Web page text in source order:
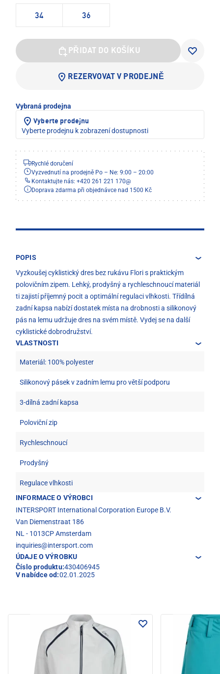
34 36
PŘIDAT DO KOŠÍKU
REZERVOVAT V PRODEJNĚ
Vybraná prodejna
Vyberte prodejnu
Vyberte prodejnu k zobrazení dostupnosti
Rychlé doručení
Vyzvednutí na prodejně Po – Ne: 9:00 – 20:00
Kontaktujte nás: +420 261 221 170@
Doprava zdarma při objednávce nad 1500 Kč
POPIS
Vyzkoušej cyklistický dres bez rukávu Flori s praktickým
polovičním zipem. Lehký, prodyšný a rychleschnoucí materiál
ti zajistí příjemný pocit a optimální regulaci vlhkosti. Třídílná
zadní kapsa nabízí dostatek místa na drobnosti a silikonový
pás na lemu udržuje dres na svém místě. Vydej se na další
cyklistické dobrodružství.
VLASTNOSTI
Materiál: 100% polyester
Silikonový pásek v zadním lemu pro větší podporu
3-dílná zadní kapsa
Poloviční zip
Rychleschnoucí
Prodyšný
Regulace vlhkosti
INFORMACE O VÝROBCI
INTERSPORT International Corporation Europe B.V.
Van Diemenstraat 186
NL - 1013CP Amsterdam
inquiries@intersport.com
ÚDAJE O VÝROBKU
Číslo produktu:430406945
V nabídce od:02.01.2025